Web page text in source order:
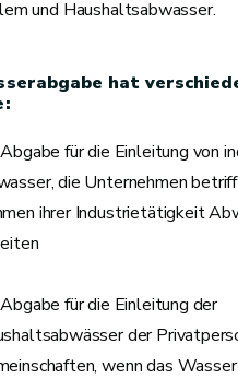
und Haushaltsabwasser.
hat
für die Einleitung von
die Unternehmen
ihrer Industrietätigkeit
für die Einleitung der
der
wenn das